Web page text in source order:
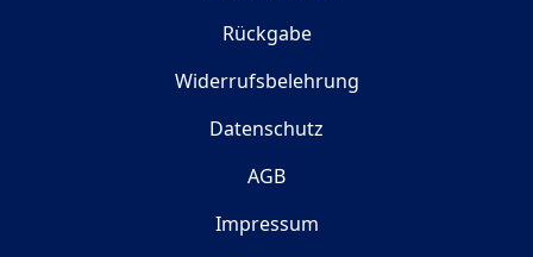
Rückgabe
Widerrufsbelehrung
Datenschutz
AGB
Impressum